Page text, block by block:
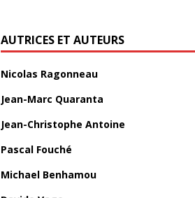
AUTRICES ET AUTEURS
Nicolas Ragonneau
Jean-Marc Quaranta
Jean-Christophe Antoine
Pascal Fouché
Michael Benhamou